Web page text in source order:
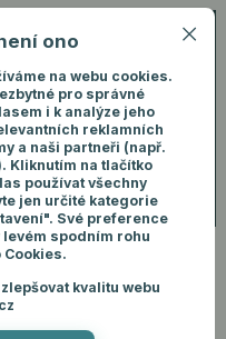
Menu
Přihlášení
Hledat
ks
Interlock Tee - Silné elegantní
ono
na webu cookies.
pro správné
i k analýze jeho
reklamních
a naši partneři (např.
Kliknutím na tlačítko
používat všechny
jen určité kategorie
Své preference
levém spodním rohu
Cookies.
kvalitu webu